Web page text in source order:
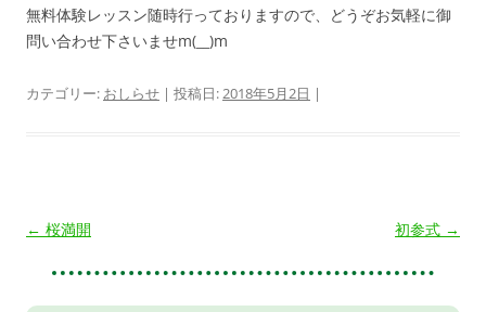
無料体験レッスン随時行っておりますので、どうぞお気軽に御
問い合わせ下さいませm(__)m
カテゴリー: おしらせ | 投稿日: 2018年5月2日 |
投
← 桜満開 初参式 →